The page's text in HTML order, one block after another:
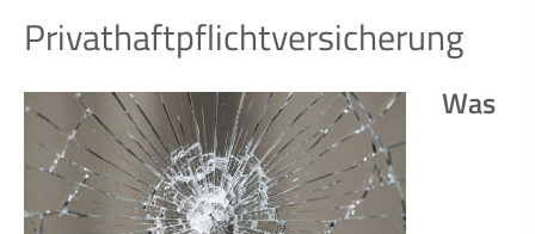
Privathaftpflichtversicherung
Was